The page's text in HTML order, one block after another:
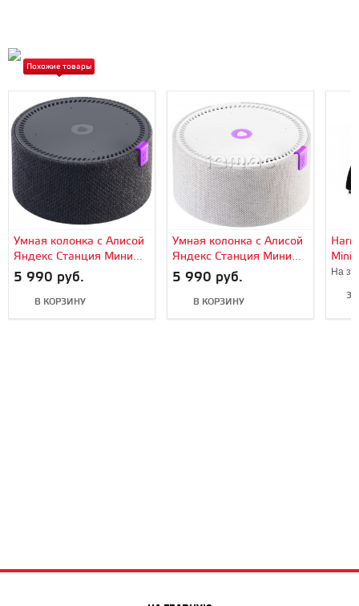
Похожие товары
Умная колонка с Алисой
Яндекс Станция Мини
(Black/Черный)
5 990 руб.
В КОРЗИНУ
Умная колонка с Алисой
Яндекс Станция Мини
(White/Белый)
5 990 руб.
В КОРЗИНУ
Mini
На